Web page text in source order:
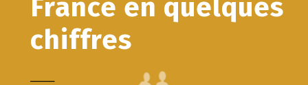
France en quelques
chiffres